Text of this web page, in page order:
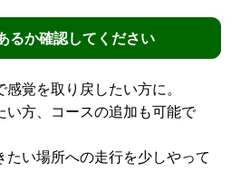
るか確認してください
覚を取り戻したい方に。
い方、コースの追加も可能で
たい場所への走行を少しやって